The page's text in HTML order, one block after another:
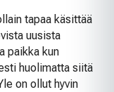
tapaa käsittää
uusista
paikka kun
huolimatta siitä
on ollut hyvin